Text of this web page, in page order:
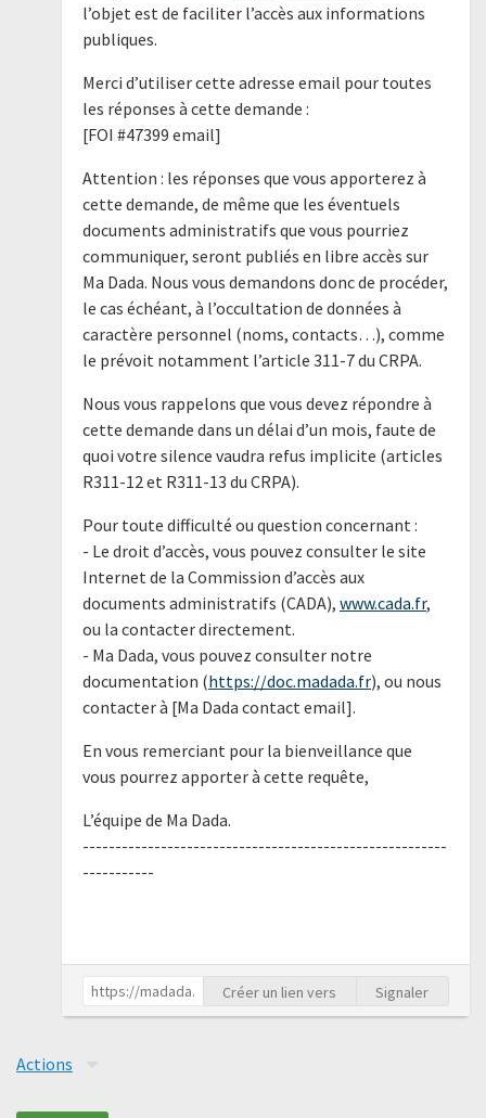
l’objet est de faciliter l’accès aux informations
publiques.
Merci d’utiliser cette adresse email pour toutes
les réponses à cette demande :
[FOI #47399 email]
Attention : les réponses que vous apporterez à
cette demande, de même que les éventuels
documents administratifs que vous pourriez
communiquer, seront publiés en libre accès sur
Ma Dada. Nous vous demandons donc de procéder,
le cas échéant, à l’occultation de données à
caractère personnel (noms, contacts…), comme
le prévoit notamment l’article 311-7 du CRPA.
Nous vous rappelons que vous devez répondre à
cette demande dans un délai d’un mois, faute de
quoi votre silence vaudra refus implicite (articles
R311-12 et R311-13 du CRPA).
Pour toute difficulté ou question concernant :
- Le droit d’accès, vous pouvez consulter le site
Internet de la Commission d’accès aux
documents administratifs (CADA), www.cada.fr,
ou la contacter directement.
- Ma Dada, vous pouvez consulter notre
documentation (https://doc.madada.fr), ou nous
contacter à [Ma Dada contact email].
En vous remerciant pour la bienveillance que
vous pourrez apporter à cette requête,
L’équipe de Ma Dada.
--------------------------------------------------------
-----------
Créer un lien vers Signaler
Actions